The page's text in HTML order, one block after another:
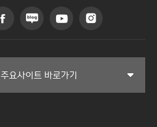
주요사이트 바로가기